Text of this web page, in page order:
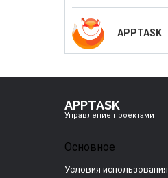
APPTASK
APPTASK
Управление проектами
Основное
Условия использования